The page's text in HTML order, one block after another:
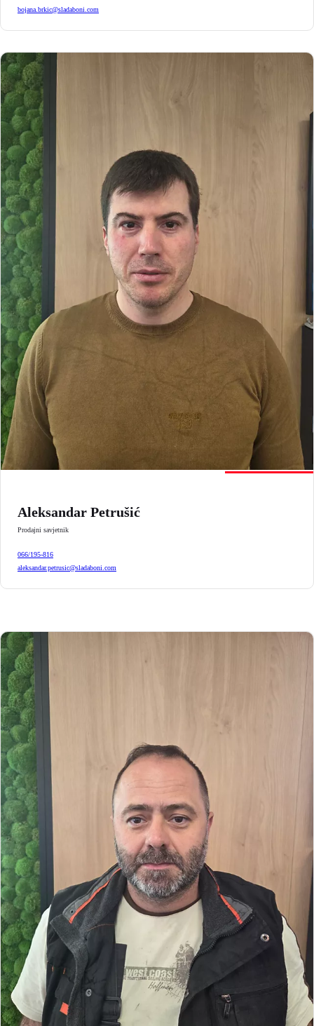
bojana.brkic@sladaboni.com
Aleksandar Petrušić
Prodajni savjetnik
066/195-816
aleksandar.petrusic@sladaboni.com